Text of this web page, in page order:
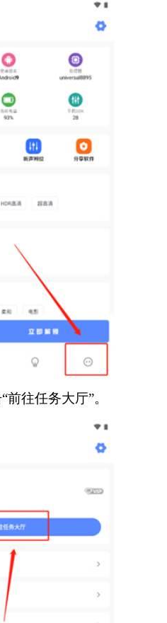
前往任务大厅”。